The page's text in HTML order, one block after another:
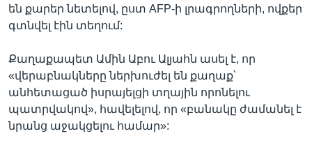
են քարեր նետելով, ըստ AFP-ի լրագրողների, ովքեր
գտնվել էին տեղում:
Քաղաքապետ Ամին Աբու Ալյահն ասել է, որ
«վերաբնակները ներխուժել են քաղաք՝
անհետացած իսրայելցի տղային որոնելու
պատրվակով», հավելելով, որ «բանակը ժամանել է
նրանց աջակցելու համար»: